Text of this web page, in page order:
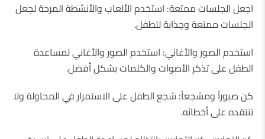
اجعل الجلسات ممتعة: استخدم الألعاب والأنشطة المرحة لجعل
الجلسات ممتعة وجذابة للطفل.
استخدم الصور والأغاني: استخدم الصور والأغاني لمساعدة
الطفل على تذكر الأصوات والكلمات بشكل أفضل.
كن صبوراً ومشجعاً: شجع الطفل على الاستمرار في المحاولة ولا
تنتقده على أخطائه.